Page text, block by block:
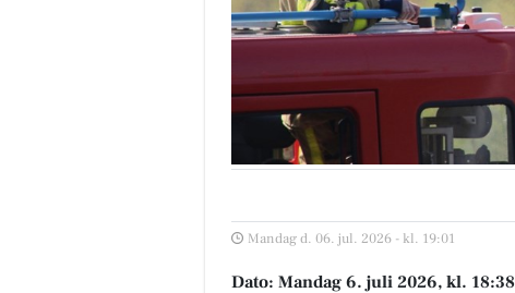
Mandag d. 06. jul. 2026 - kl. 19:01
Dato: Mandag 6. juli 2026, kl. 18:38